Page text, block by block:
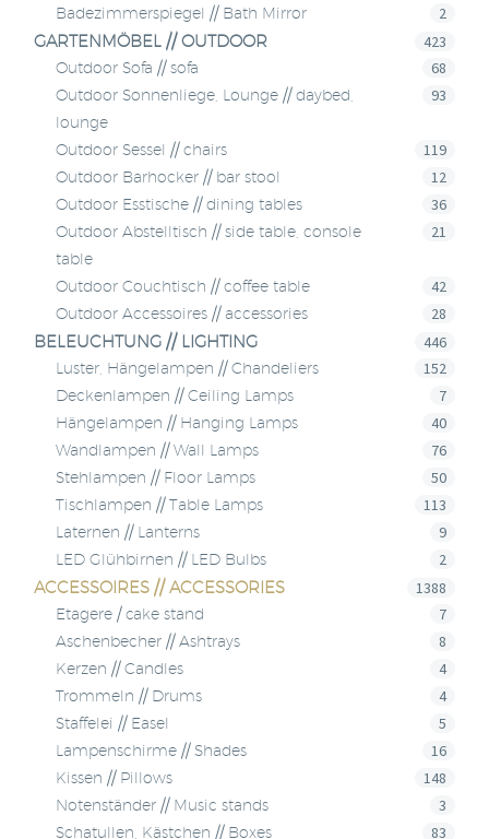
Badezimmerspiegel // Bath Mirror 2
GARTENMÖBEL // OUTDOOR 423
Outdoor Sofa // sofa 68
Outdoor Sonnenliege, Lounge // daybed,
lounge
93
Outdoor Sessel // chairs 119
Outdoor Barhocker // bar stool 12
Outdoor Esstische // dining tables 36
Outdoor Abstelltisch // side table, console
table
21
Outdoor Couchtisch // coffee table 42
Outdoor Accessoires // accessories 28
BELEUCHTUNG // LIGHTING 446
Luster, Hängelampen // Chandeliers 152
Deckenlampen // Ceiling Lamps 7
Hängelampen // Hanging Lamps 40
Wandlampen // Wall Lamps 76
Stehlampen // Floor Lamps 50
Tischlampen // Table Lamps 113
Laternen // Lanterns 9
LED Glühbirnen // LED Bulbs 2
ACCESSOIRES // ACCESSORIES 1388
Etagere / cake stand 7
Aschenbecher // Ashtrays 8
Kerzen // Candles 4
Trommeln // Drums 4
Staffelei // Easel 5
Lampenschirme // Shades 16
Kissen // Pillows 148
Notenständer // Music stands 3
Schatullen, Kästchen // Boxes 83